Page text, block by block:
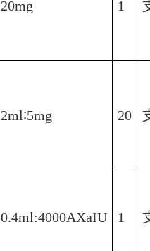
20mg 1
2ml∶5mg 20
0.4ml:4000AXaIU 1